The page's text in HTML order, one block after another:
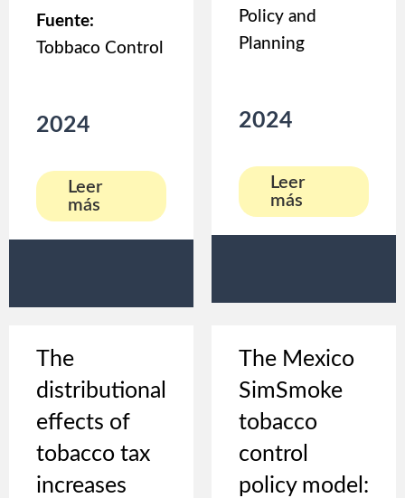
Fuente:
Tobbaco Control
2024
Leer
más
Policy and
Planning
2024
Leer
más
The
distributional
effects of
tobacco tax
increases
The Mexico
SimSmoke
tobacco
control
policy model: